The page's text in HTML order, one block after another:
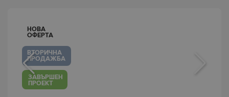
НОВА
ОФЕРТА
ВТОРИЧНА
ПРОДАЖБА
ЗАВЪРШЕН
ПРОЕКТ